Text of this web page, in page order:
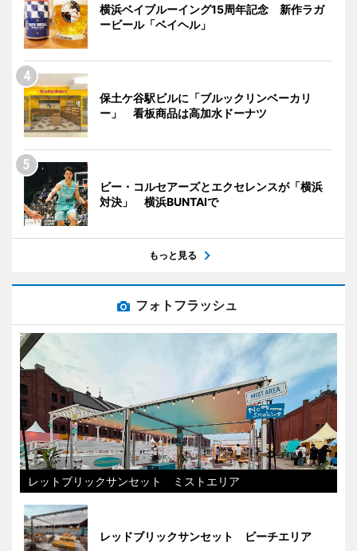
横浜ベイブルーイング15周年記念 新作ラガ
ービール「ベイヘル」
保土ケ谷駅ビルに「ブルックリンベーカリ
ー」 看板商品は高加水ドーナツ
ビー・コルセアーズとエクセレンスが「横浜
対決」 横浜BUNTAIで
もっと見る
フォトフラッシュ
レットブリックサンセット ミストエリア
レッドブリックサンセット ビーチエリア